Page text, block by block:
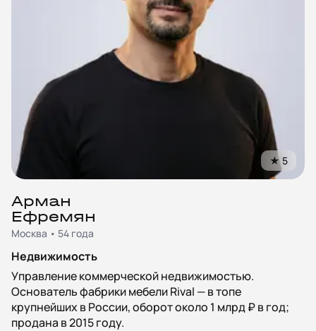
★5
Арман
Ефремян
Москва • 54 года
Недвижимость
Управление коммерческой недвижимостью.
Основатель фабрики мебели Rival — в топе
крупнейших в России, оборот около 1 млрд ₽ в год;
продана в 2015 году.